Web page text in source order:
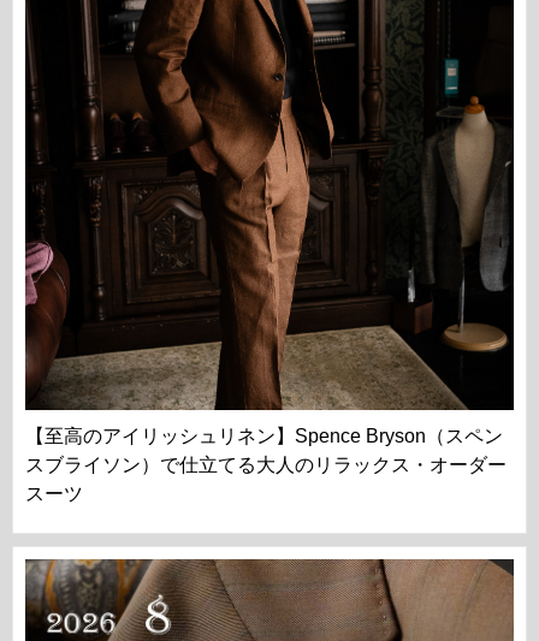
【至高のアイリッシュリネン】Spence Bryson（スペン
スブライソン）で仕立てる大人のリラックス・オーダー
スーツ